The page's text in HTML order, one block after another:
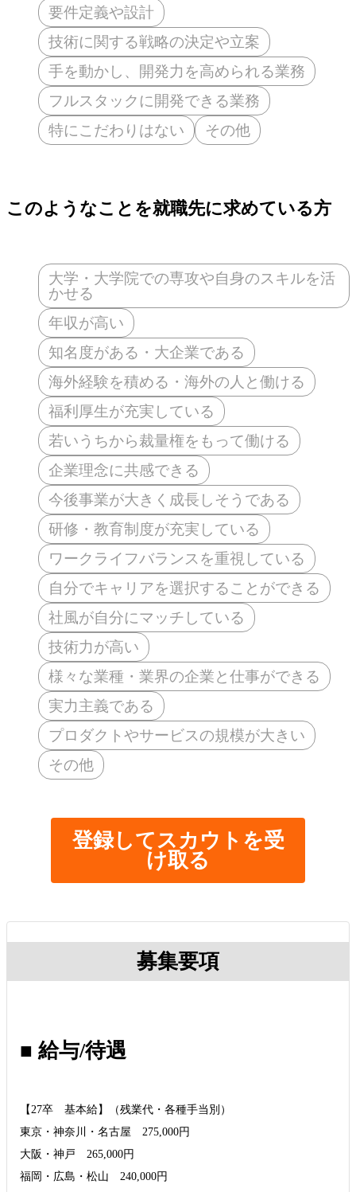
要件定義や設計
技術に関する戦略の決定や立案
手を動かし、開発力を高められる業務
フルスタックに開発できる業務
特にこだわりはない
その他
このようなことを就職先に求めている方
大学・大学院での専攻や自身のスキルを活
かせる
年収が高い
知名度がある・大企業である
海外経験を積める・海外の人と働ける
福利厚生が充実している
若いうちから裁量権をもって働ける
企業理念に共感できる
今後事業が大きく成長しそうである
研修・教育制度が充実している
ワークライフバランスを重視している
自分でキャリアを選択することができる
社風が自分にマッチしている
技術力が高い
様々な業種・業界の企業と仕事ができる
実力主義である
プロダクトやサービスの規模が大きい
その他
登録してスカウトを受
け取る
募集要項
■ 給与/待遇
【27卒 基本給】（残業代・各種手当別）
東京・神奈川・名古屋 275,000円
大阪・神戸 265,000円
福岡・広島・松山 240,000円